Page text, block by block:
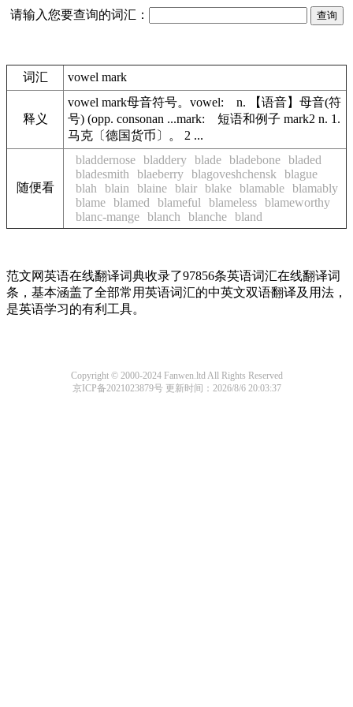
请输入您要查询的词汇：
词汇 vowel mark
释义
vowel mark母音符号。vowel: n. 【语音】母音(符
号) (opp. consonan ...mark: 短语和例子 mark2 n. 1.
马克〔德国货币〕。 2 ...
随便看
bladdernose bladdery blade bladebone bladed
bladesmith
blaeberry blagoveshchensk
blague
blah
blain blaine blair blake blamable blamably
blame blamed blameful blameless blameworthy
blanc-mange blanch blanche bland
范文网英语在线翻译词典收录了97856条英语词汇在线翻译词
条，基本涵盖了全部常用英语词汇的中英文双语翻译及用法，
是英语学习的有利工具。
Copyright © 2000-2024 Fanwen.ltd All Rights Reserved
京ICP备2021023879号更新时间：2026/8/6 20:03:37